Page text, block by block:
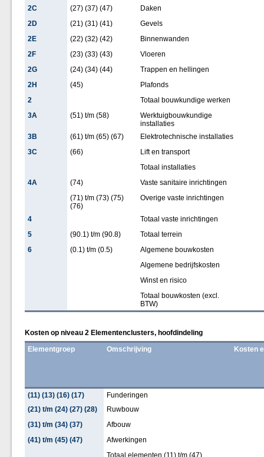
2C (27) (37) (47)
Daken
2D
(21) (31) (41)
Gevels
2E
(22) (32) (42)
Binnenwanden
2F
(23) (33) (43)
Vloeren
2G
(24) (34) (44)
Trappen en hellingen
2H
(45)
Plafonds
2
Totaal bouwkundige werken
3A
(51) t/m (58)
Werktuigbouwkundige
installaties
3B
(61) t/m (65) (67)
Elektrotechnische installaties
3C
(66)
Lift en transport
Totaal installaties
4A
(74)
Vaste sanitaire inrichtingen
(71) t/m (73) (75)
(76)
Overige vaste inrichtingen
4
Totaal vaste inrichtingen
5
(90.1) t/m (90.8)
Totaal terrein
6
(0.1) t/m (0.5)
Algemene bouwkosten
Algemene bedrijfskosten
Winst en risico
Totaal bouwkosten (excl.
BTW)
Kosten op niveau 2 Elementenclusters, hoofdindeling
Elementgroep
Omschrijving Kosten
(11) (13) (16) (17)
Funderingen
(21) t/m (24) (27) (28)
Ruwbouw
(31) t/m (34) (37)
Afbouw
(41) t/m (45) (47)
Afwerkingen
Totaal elementen (11) t/m (47)